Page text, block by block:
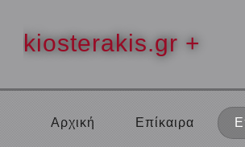
kiosterakis.gr +
Αρχική Επίκαιρα